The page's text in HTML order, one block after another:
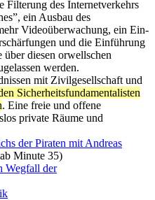
Filterung des Internetverkehrs
ein Ausbau des
Videoüberwachung, ein Ein-
und die Einführung
diesen orwellschen
werden.
mit Zivilgesellschaft und
Sicherheitsfundamentalisten
. Eine freie und offene
private Räume und
der Piraten mit Andreas
Minute 35)
Wegfall der